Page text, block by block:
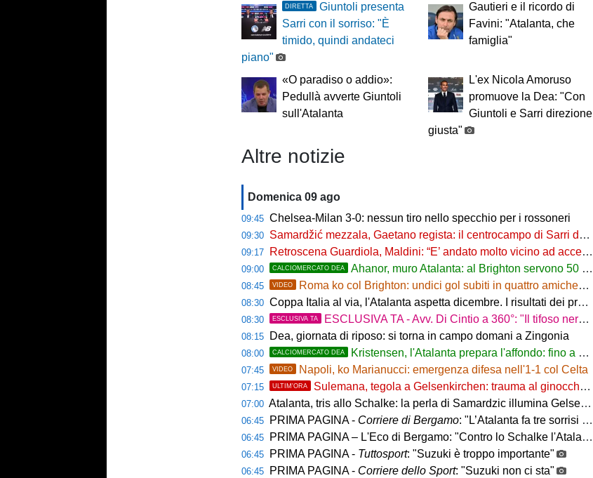
DIRETTA
Giuntoli presenta
Sarri con il sorriso: "È
timido, quindi andateci
piano"
Gautieri e il ricordo di
Favini: "Atalanta, che
famiglia"
«O paradiso o addio»:
Pedullà avverte Giuntoli
sull'Atalanta
L'ex Nicola Amoruso
promuove la Dea: "Con
Giuntoli e Sarri direzione
giusta"
Altre notizie
Domenica 09 ago
09:45 Chelsea-Milan 3-0: nessun tiro nello specchio per i rossoneri
09:30 Samardžić mezzala, Gaetano regista: il centrocampo di Sarri decolla
09:17 Retroscena Guardiola, Maldini: “E’ andato molto vicino ad accettare”
09:00 CALCIOMERCATO DEA Ahanor, muro Atalanta: al Brighton servono 50 milioni
08:45 VIDEO Roma ko col Brighton: undici gol subiti in quattro amichevoli
08:30 Coppa Italia al via, l'Atalanta aspetta dicembre. I risultati dei preliminari, Vicenza subito fuori
08:30 ESCLUSIVA TA ESCLUSIVA TA - Avv. Di Cintio a 360°: "Il tifoso nerazzurro non può sentirsi trattato come un
08:15 Dea, giornata di riposo: si torna in campo domani a Zingonia
08:00 CALCIOMERCATO DEA Kristensen, l'Atalanta prepara l'affondo: fino a 25 milioni
07:45 VIDEO Napoli, ko Marianucci: emergenza difesa nell'1-1 col Celta
07:15 ULTIM'ORA Sulemana, tegola a Gelsenkirchen: trauma al ginocchio sinistro
07:00 Atalanta, tris allo Schalke: la perla di Samardzic illumina Gelsenkirchen
06:45 PRIMA PAGINA - Corriere di Bergamo: "L’Atalanta fa tre sorrisi in Germania, ora il mercato"
06:45 PRIMA PAGINA – L'Eco di Bergamo: "Contro lo Schalke l'Atalanta vince 3-0"
06:45 PRIMA PAGINA - Tuttosport: "Suzuki è troppo importante"
06:45 PRIMA PAGINA - Corriere dello Sport: "Suzuki non ci sta"